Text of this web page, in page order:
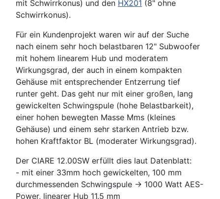
mit Schwirrkonus) und den HX201 (8" ohne
Schwirrkonus).
Für ein Kundenprojekt waren wir auf der Suche
nach einem sehr hoch belastbaren 12" Subwoofer
mit hohem linearem Hub und moderatem
Wirkungsgrad, der auch in einem kompakten
Gehäuse mit entsprechender Entzerrung tief
runter geht. Das geht nur mit einer großen, lang
gewickelten Schwingspule (hohe Belastbarkeit),
einer hohen bewegten Masse Mms (kleines
Gehäuse) und einem sehr starken Antrieb bzw.
hohen Kraftfaktor BL (moderater Wirkungsgrad).
Der CIARE 12.00SW erfüllt dies laut Datenblatt:
- mit einer 33mm hoch gewickelten, 100 mm
durchmessenden Schwingspule -> 1000 Watt AES-
Power, linearer Hub 11.5 mm